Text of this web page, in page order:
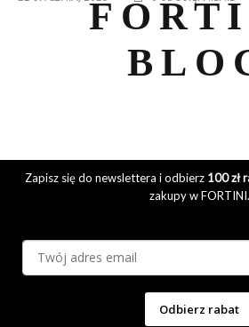
Polityka Prywatności
Zwroty i Reklamacje
O Nas
Klarna
Dofinansowanie Go To Brand,
Zapisz się do newslettera i odbierz 100 zł
zakupy w FORTINI.
Odbierz rabat